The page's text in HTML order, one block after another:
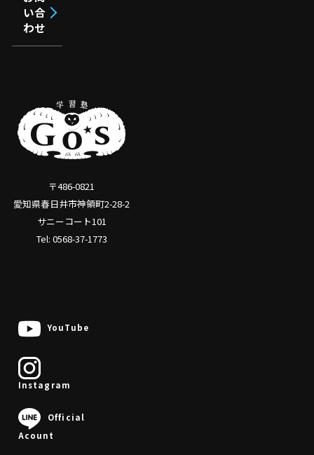
0568-37-1773
い合
わせ
〒486-0821
愛知県春日井市神領町2-28-2
サニーコート101
Tel: 0568-37-1773
YouTube
Instagram
Official
Acount